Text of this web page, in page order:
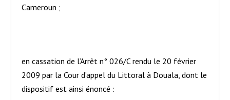
Cameroun ;
en cassation de l’Arrêt n° 026/C rendu le 20 février
2009 par la Cour d’appel du Littoral à Douala, dont le
dispositif est ainsi énoncé :